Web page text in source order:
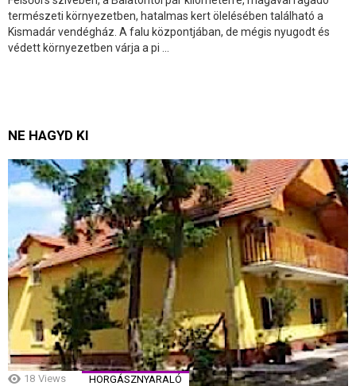
természeti környezetben, hatalmas kert ölelésében található a
Kismadár vendégház. A falu központjában, de mégis nyugodt és
védett környezetben várja a pi ...
NE HAGYD KI
18 Views HORGÁSZNYARALÓ